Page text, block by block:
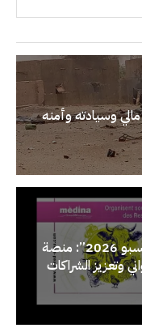
وسيادته وأمنه
ياسمين الحمامات تحتضن “باماد إكسبو 2026”: منصة
وتعزيز الشراكات